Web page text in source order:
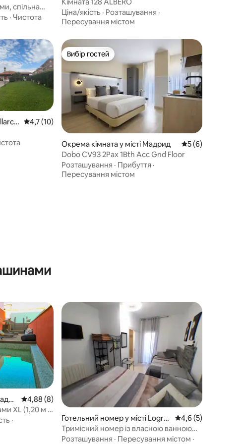
спільна
· Чистота
Кімната 128 ALBERO
Ціна/якість · Розташування ·
Пересування містом
Середня оцінка: 4,7 з 5, відгуки: 10
4,7 (10)
Вибір гостей
Вибір гостей
Окрема кімната у місті Мадрид Середня оцінка:
5 (6)
Dobo CV93 2Pax 1Bth Acc Gnd Floor
Розташування · Прибуття ·
Пересування містом
Середня оцінка: 4,88 з 5, відгуки: 8
4,88 (8)
XL (1,20 м x
·
Готельний номер у місті Logro
ño
Середня оцінка:
4,6 (5)
Тримісний номер із власною ванною
кімнатою
Розташування · Пересування містом ·